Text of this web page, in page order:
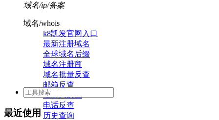
域名/ip/备案
域名/whois
k8凯发官网入口
最新注册域名
全球域名后缀
域名注册商
域名批量反查
邮箱反查
注册人反查
电话反查
历史查询
最近使用